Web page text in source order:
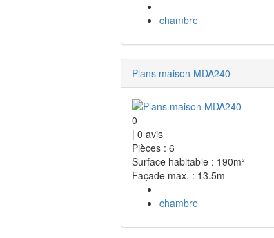
chambre
Plans maison MDA240
0
| 0 avis
Pièces : 6
Surface habitable : 190m²
Façade max. : 13.5m
chambre